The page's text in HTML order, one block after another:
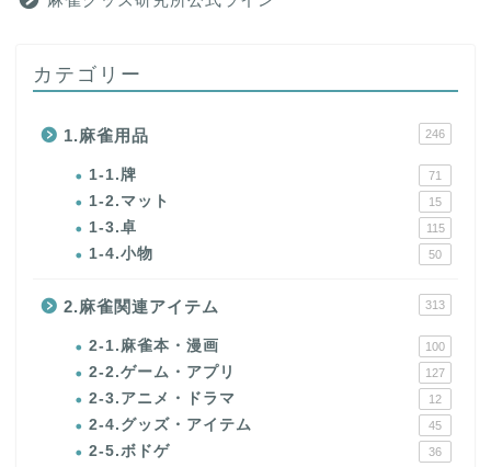
カテゴリー
1.麻雀用品 246
1-1.牌 71
1-2.マット 15
1-3.卓 115
1-4.小物 50
2.麻雀関連アイテム 313
2-1.麻雀本・漫画 100
2-2.ゲーム・アプリ 127
2-3.アニメ・ドラマ 12
2-4.グッズ・アイテム 45
2-5.ボドゲ 36